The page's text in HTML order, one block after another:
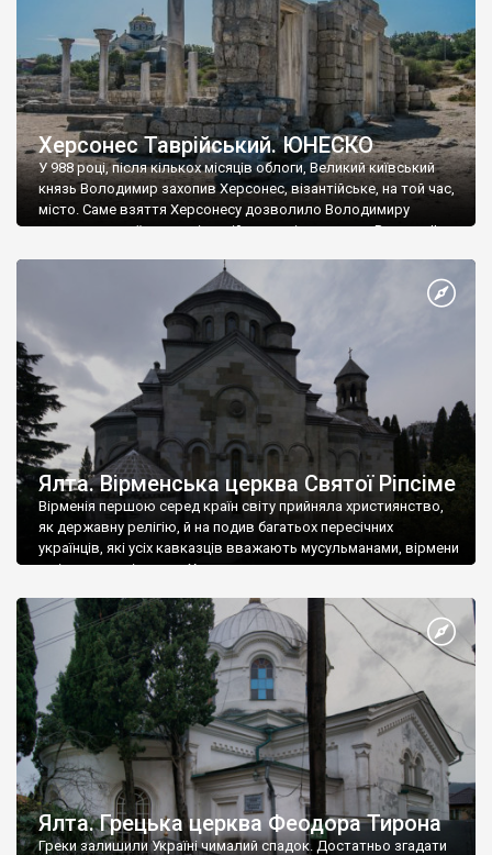
Херсонес Таврійський. ЮНЕСКО
У 988 році, після кількох місяців облоги, Великий київський
князь Володимир захопив Херсонес, візантійське, на той час,
місто. Саме взяття Херсонесу дозволило Володимиру
диктувати свої умови візантійському імператору Василю ІІ, та
Херсонесі Володимир-язичник, став Василем-християнином.
А потім було Хрещення Русі. На честь Херсонесу Таврійського
Ялта. Вірменська церква Святої Ріпсіме
Вірменія першою серед країн світу прийняла християнство,
як державну релігію, й на подив багатьох пересічних
українців, які усіх кавказців вважають мусульманами, вірмени
є відданими вірянами Христа
Ялта. Грецька церква Феодора Тирона
Греки залишили Україні чималий спадок. Достатньо згадати